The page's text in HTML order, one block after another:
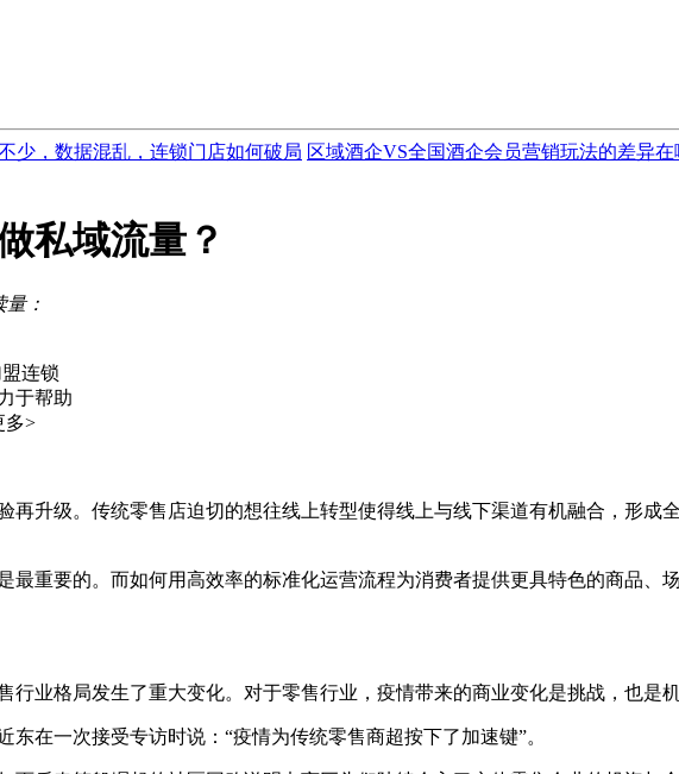
少，数据混乱，连锁门店如何破局 区域酒企VS全国酒企会员营销玩法的差异在
私域流量？
量：
连锁
于帮助
多>
升级。传统零售店迫切的想往线上转型使得线上与线下渠道有机融合，形成
重要的。而如何用高效率的标准化运营流程为消费者提供更具特色的商品、
业格局发生了重大变化。对于零售行业，疫情带来的商业变化是挑战，也是机
在一次接受专访时说：“疫情为传统零售商超按下了加速键”。